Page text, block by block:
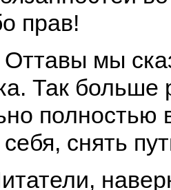
прав!
мы
Так больше
полностью
снять